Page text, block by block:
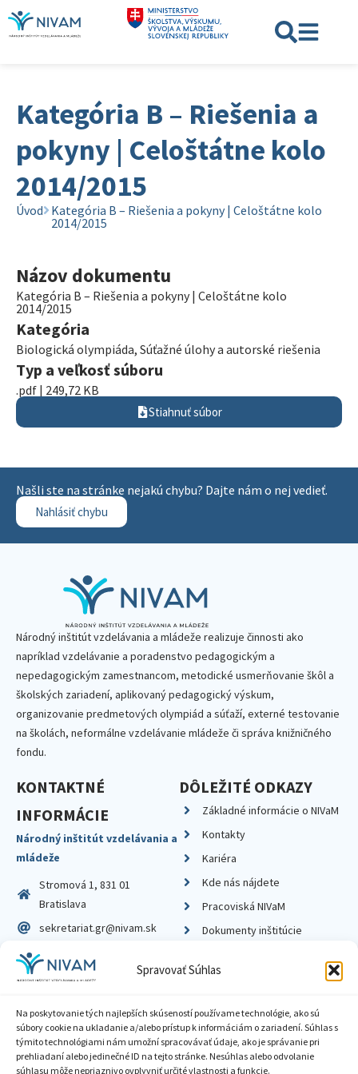
Spravovať Súhlas
Na poskytovanie tých najlepších skúseností používame technológie, ako sú
súbory cookie na ukladanie a/alebo prístup k informáciám o zariadení. Súhlas s
týmito technológiami nám umožní spracovávať údaje, ako je správanie pri
prehliadaní alebo jedinečné ID na tejto stránke. Nesúhlas alebo odvolanie
súhlasu môže nepriaznivo ovplyvniť určité vlastnosti a funkcie.
Kategória B – Riešenia a
pokyny | Celoštátne kolo
2014/2015
Úvod Kategória B – Riešenia a pokyny | Celoštátne kolo
2014/2015
Názov dokumentu
Kategória B – Riešenia a pokyny | Celoštátne kolo
2014/2015
Kategória
Biologická olympiáda, Súťažné úlohy a autorské riešenia
Typ a veľkosť súboru
.pdf | 249,72 KB
Stiahnuť súbor
Našli ste na stránke nejakú chybu? Dajte nám o nej vedieť.
Nahlásiť chybu
Národný inštitút vzdelávania a mládeže realizuje činnosti ako
napríklad vzdelávanie a poradenstvo pedagogickým a
nepedagogickým zamestnancom, metodické usmerňovanie škôl a
školských zariadení, aplikovaný pedagogický výskum,
organizovanie predmetových olympiád a súťaží, externé testovanie
na školách, neformálne vzdelávanie mládeže či správa knižničného
fondu.
KONTAKTNÉ
INFORMÁCIE
Národný inštitút vzdelávania a
mládeže
Stromová 1, 831 01
Bratislava
sekretariat.gr@nivam.sk
IČO: 00164348
DIČ: 2020798714
DÔLEŽITÉ ODKAZY
Základné informácie o NIVaM
Kontakty
Kariéra
Kde nás nájdete
Pracoviská NIVaM
Dokumenty inštitúcie
Zásady ochrany súkromia